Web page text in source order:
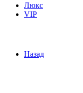
Люкс
VIP
Назад